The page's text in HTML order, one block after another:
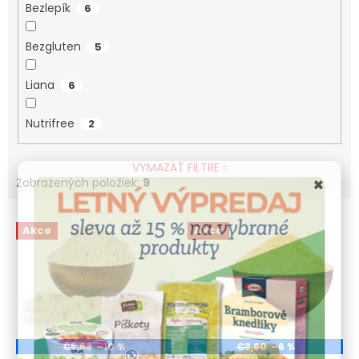
Bezlepík 6
Bezgluten 5
Liana 6
Nutrifree 2
VYMAZAŤ FILTRE
Zobrazených položiek:9
V
o
Akce
€5,63 –10 %
Akce
€3,60 –6 %
×